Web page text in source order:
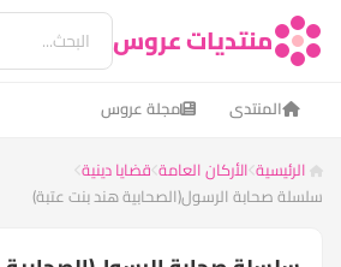
منتديات عروس
المنتدى مجلة عروس
الرئيسية الأركان العامة قضايا دينية
سلسلة صحابة الرسول(الصحابية هند بنت عتبة)